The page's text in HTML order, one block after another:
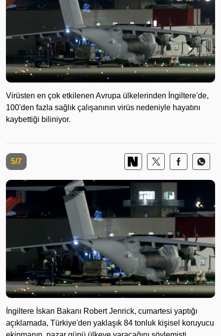
Virüsten en çok etkilenen Avrupa ülkelerinden İngiltere'de,
100'den fazla sağlık çalışanının virüs nedeniyle hayatını
kaybettiği biliniyor.
5/7
İngiltere İskan Bakanı Robert Jenrick, cumartesi yaptığı
açıklamada, Türkiye'den yaklaşık 84 tonluk kişisel koruyucu